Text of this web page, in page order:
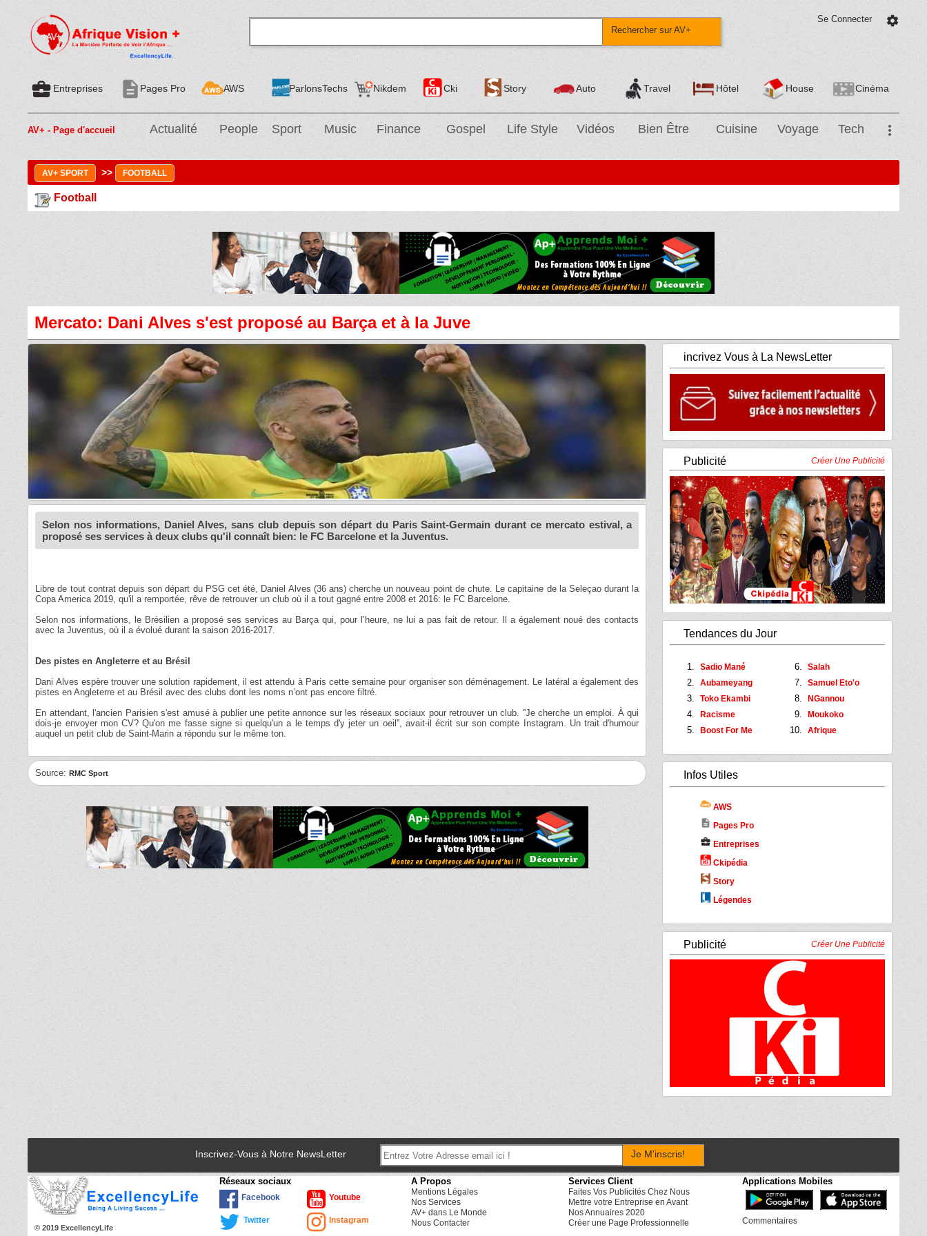
Rechercher sur AV+
settings
Se Connecter
business_centerEntreprises descriptionPages Pro AWS ParlonsTechs Nikdem Cki Story Auto Travel Hôtel House Cinéma
AV+ - Page d'accueil Actualité People Sport Music Finance Gospel Life Style Vidéos Bien Être Cuisine Voyage Tech more_vert
AV+ SPORT >> FOOTBALL
Football
Mercato: Dani Alves s'est proposé au Barça et à la Juve
Selon nos informations, Daniel Alves, sans club depuis son départ du Paris Saint-Germain durant ce mercato estival, a
proposé ses services à deux clubs qu'il connaît bien: le FC Barcelone et la Juventus.
Libre de tout contrat depuis son départ du PSG cet été, Daniel Alves (36 ans) cherche un nouveau point de chute. Le capitaine de la Seleçao durant la
Copa America 2019, qu'il a remportée, rêve de retrouver un club où il a tout gagné entre 2008 et 2016: le FC Barcelone.
Selon nos informations, le Brésilien a proposé ses services au Barça qui, pour l’heure, ne lui a pas fait de retour. Il a également noué des contacts
avec la Juventus, où il a évolué durant la saison 2016-2017.
Des pistes en Angleterre et au Brésil
Dani Alves espère trouver une solution rapidement, il est attendu à Paris cette semaine pour organiser son déménagement. Le latéral a également des
pistes en Angleterre et au Brésil avec des clubs dont les noms n’ont pas encore filtré.
En attendant, l'ancien Parisien s'est amusé à publier une petite annonce sur les réseaux sociaux pour retrouver un club. ''Je cherche un emploi. À qui
dois-je envoyer mon CV? Qu'on me fasse signe si quelqu'un a le temps d'y jeter un oeil'', avait-il écrit sur son compte Instagram. Un trait d'humour
auquel un petit club de Saint-Marin a répondu sur le même ton.
Source:RMC Sport
incrivez Vous à La NewsLetter
Publicité Créer Une Publicité
Tendances du Jour
Sadio Mané
Aubameyang
Toko Ekambi
Racisme
Boost For Me
Salah
Samuel Eto'o
NGannou
Moukoko
Afrique
Infos Utiles
AWS
description Pages Pro
business_center Entreprises
Ckipédia
Story
Légendes
Publicité Créer Une Publicité
Inscrivez-Vous à Notre NewsLetter Je M'inscris!
© 2019 ExcellencyLife
Réseaux sociaux
Facebook Youtube
Twitter Instagram
A Propos
Mentions Légales
Nos Services
AV+ dans Le Monde
Nous Contacter
Services Client
Faites Vos Publicités Chez Nous
Mettre votre Entreprise en Avant
Nos Annuaires 2020
Créer une Page Professionnelle
Applications Mobiles
Commentaires